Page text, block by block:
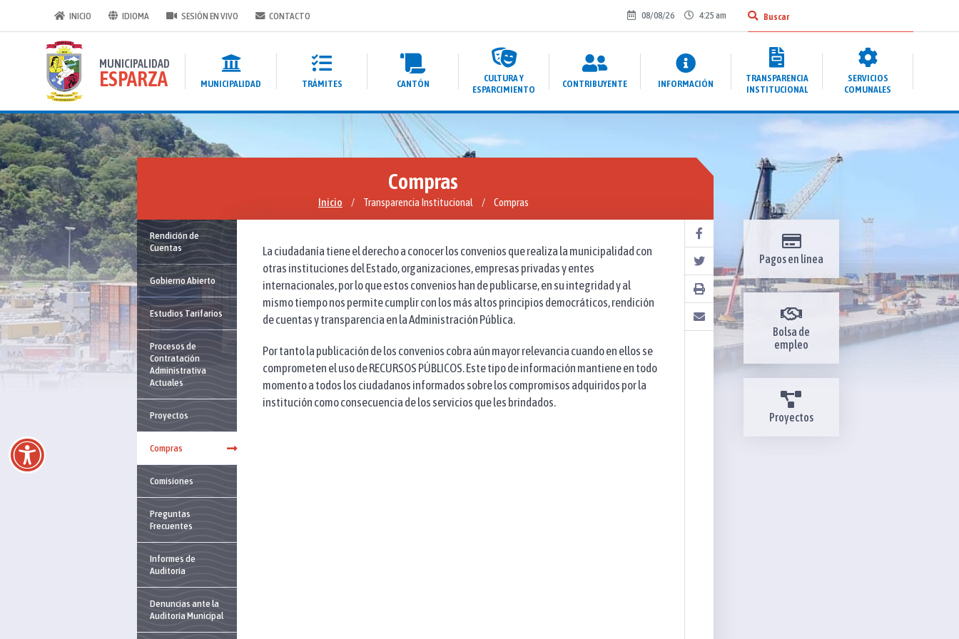
INICIO IDIOMA SESIÓN EN VIVO CONTACTO 08/08/26 4:25 am
MUNICIPALIDAD
ESPARZA MUNICIPALIDAD TRÁMITES CANTÓN
CULTURA Y
ESPARCIMIENTO
CONTRIBUYENTE INFORMACIÓN
TRANSPARENCIA
INSTITUCIONAL
SERVICIOS
COMUNALES
Compras
Inicio / Transparencia Institucional / Compras
Rendición de
Cuentas
Gobierno Abierto
Estudios Tarifarios
Procesos de
Contratación
Administrativa
Actuales
Proyectos
Compras
Comisiones
Preguntas
Frecuentes
Informes de
Auditoría
Denuncias ante la
Auditoría Municipal
La ciudadanía tiene el derecho a conocer los convenios que realiza la municipalidad con
otras instituciones del Estado, organizaciones, empresas privadas y entes
internacionales, por lo que estos convenios han de publicarse, en su integridad y al
mismo tiempo nos permite cumplir con los más altos principios democráticos, rendición
de cuentas y transparencia en la Administración Pública.
Por tanto la publicación de los convenios cobra aún mayor relevancia cuando en ellos se
comprometen el uso de RECURSOS PÚBLICOS. Este tipo de información mantiene en todo
momento a todos los ciudadanos informados sobre los compromisos adquiridos por la
institución como consecuencia de los servicios que les brindados.
Pagos en línea
Bolsa de
empleo
Proyectos